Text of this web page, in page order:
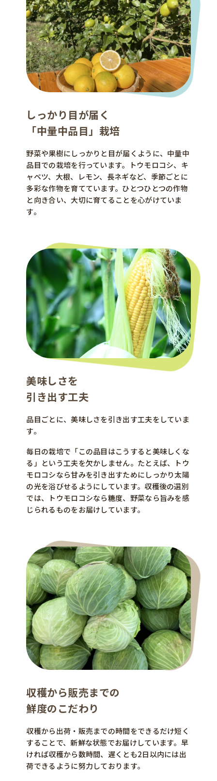
しっかり目が届く
「中量中品目」栽培
野菜や果樹にしっかりと目が届くように、中量中
品目での栽培を行っています。トウモロコシ、キ
ャベツ、大根、レモン、長ネギなど、季節ごとに
多彩な作物を育てています。ひとつひとつの作物
と向き合い、大切に育てることを心がけていま
す。
美味しさを
引き出す工夫
品目ごとに、美味しさを引き出す工夫をしていま
す。
毎日の栽培で「この品目はこうすると美味しくな
る」という工夫を欠かしません。たとえば、トウ
モロコシなら甘みを引き出すためにしっかり太陽
の光を浴びせるようにしています。収穫後の選別
では、トウモロコシなら糖度、野菜なら旨みを感
じられるものをお届けしています。
収穫から販売までの
鮮度のこだわり
収穫から出荷・販売までの時間をできるだけ短く
することで、新鮮な状態でお届けしています。早
ければ収穫から数時間、遅くとも2日以内には出
荷できるように努力しております。